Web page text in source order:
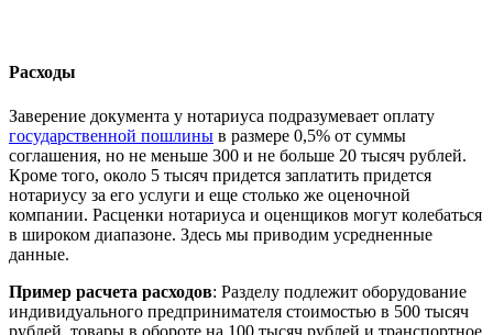
Расходы
Заверение документа у нотариуса подразумевает оплату
государственной пошлины в размере 0,5% от суммы
соглашения, но не меньше 300 и не больше 20 тысяч рублей.
Кроме того, около 5 тысяч придется заплатить придется
нотариусу за его услуги и еще столько же оценочной
компании. Расценки нотариуса и оценщиков могут колебаться
в широком диапазоне. Здесь мы приводим усредненные
данные.
Пример расчета расходов: Разделу подлежит оборудование
индивидуального предпринимателя стоимостью в 500 тысяч
рублей, товары в обороте на 100 тысяч рублей и транспортное